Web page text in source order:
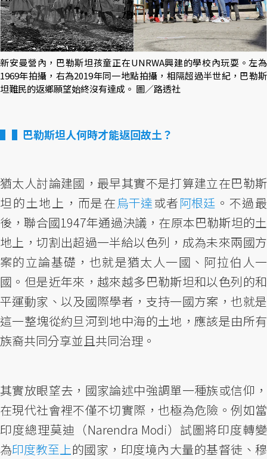
新安曼營內，巴勒斯坦孩童正在UNRWA興建的學校內玩耍。左為
1969年拍攝，右為2019年同一地點拍攝，相隔超過半世紀，巴勒斯
坦難民的返鄉願望始終沒有達成。 圖／路透社
▌巴勒斯坦人何時才能返回故土？
猶太人討論建國，最早其實不是打算建立在巴勒斯
坦的土地上，而是在烏干達或者阿根廷 。不過最
後，聯合國1947年通過決議，在原本巴勒斯坦的土
地上，切割出超過一半給以色列，成為未來兩國方
案的立論基礎，也就是猶太人一國、阿拉伯人一
國。但是近年來，越來越多巴勒斯坦和以色列的和
平運動家、以及國際學者，支持一國方案，也就是
這一整塊從約旦河到地中海的土地，應該是由所有
族裔共同分享並且共同治理。
其實放眼望去，國家論述中強調單一種族或信仰，
在現代社會裡不僅不切實際，也極為危險。例如當
印度總理莫迪（Narendra Modi）試圖將印度轉變
為印度教至上的國家，印度境內大量的基督徒、穆